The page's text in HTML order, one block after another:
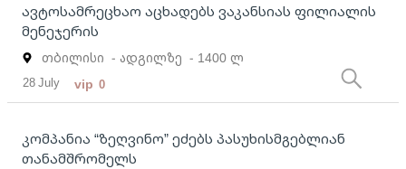
ავტოსამრეცხაო აცხადებს ვაკანსიას ფილიალის
მენეჯერის
თბილისი - ადგილზე - 1400 ლ
28 July vip 0
კომპანია “ზეღვინო” ეძებს პასუხისმგებლიან
თანამშრომელს